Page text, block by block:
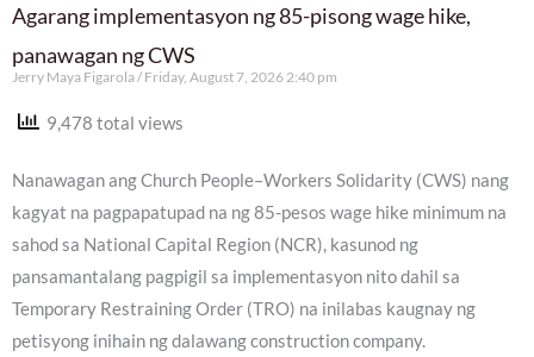
Agarang implementasyon ng 85-pisong wage hike,
panawagan ng CWS
Jerry Maya Figarola Friday, August 7, 2026 2:40 pm
9,478 total views
Nanawagan ang Church People–Workers Solidarity (CWS) nang
kagyat na pagpapatupad na ng 85-pesos wage hike minimum na
sahod sa National Capital Region (NCR), kasunod ng
pansamantalang pagpigil sa implementasyon nito dahil sa
Temporary Restraining Order (TRO) na inilabas kaugnay ng
petisyong inihain ng dalawang construction company.